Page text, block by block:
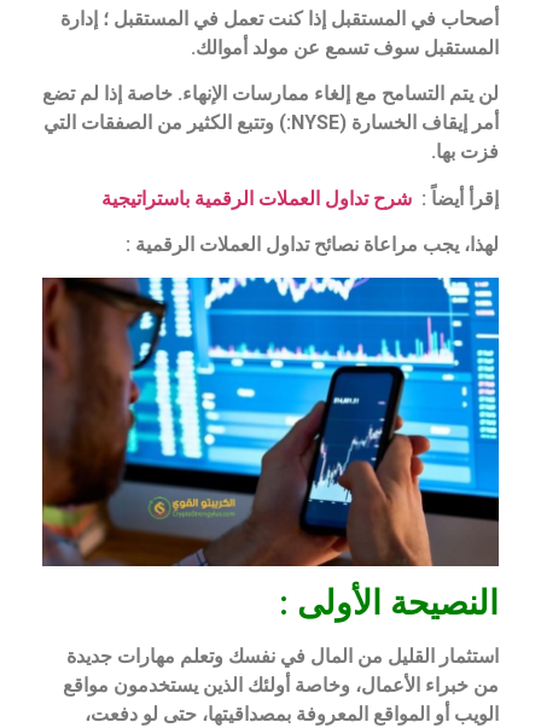
أصحاب في المستقبل إذا كنت تعمل في المستقبل ؛ إدارة
المستقبل سوف تسمع عن مولد أموالك.
لن يتم التسامح مع إلغاء ممارسات الإنهاء. خاصة إذا لم تضع
أمر إيقاف الخسارة (NYSE:) وتتبع الكثير من الصفقات التي
فزت بها.
إقرأ أيضاً : شرح تداول العملات الرقمية باستراتيجية
لهذا، يجب مراعاة نصائح تداول العملات الرقمية :
النصيحة الأولى :
استثمار القليل من المال في نفسك وتعلم مهارات جديدة
من خبراء الأعمال، وخاصة أولئك الذين يستخدمون مواقع
الويب أو المواقع المعروفة بمصداقيتها، حتى لو دفعت،